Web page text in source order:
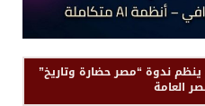
ينظم ندوة “مصر حضارة وتاريخ”
العامة